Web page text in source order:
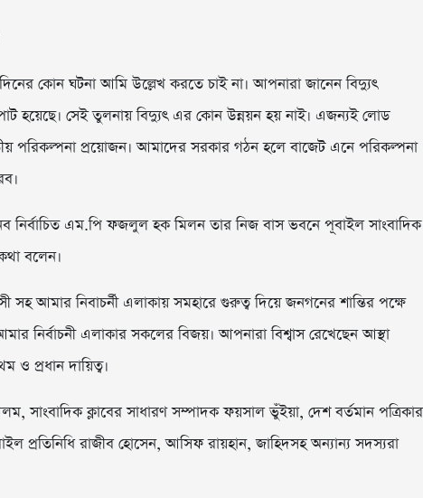
কোন ঘটনা আমি উল্লেখ করতে চাই না। আপনারা জানেন বিদ্যুৎ
হয়েছে। সেই তুলনায় বিদ্যুৎ এর কোন উন্নয়ন হয় নাই। এজন্যই লোড
পরিকল্পনা প্রয়োজন। আমাদের সরকার গঠন হলে বাজেট এনে পরিকল্পনা
নির্বাচিত এম.পি ফজলুল হক মিলন তার নিজ বাস ভবনে পূবাইল সাংবাদিক
বলেন।
আমার নিবাচর্নী এলাকায় সমহারে গুরুত্ব দিয়ে জনগনের শান্তির পক্ষে
এলাকার সকলের বিজয়। আপনারা বিশ্বাস রেখেছেন আস্থা
ও প্রধান দায়িত্ব।
সাংবাদিক ক্লাবের সাধারণ সম্পাদক ফয়সাল ভুঁইয়া, দেশ বর্তমান পত্রিকার
প্রতিনিধি রাজীব হোসেন, আসিফ রায়হান, জাহিদসহ অন্যান্য সদস্যরা